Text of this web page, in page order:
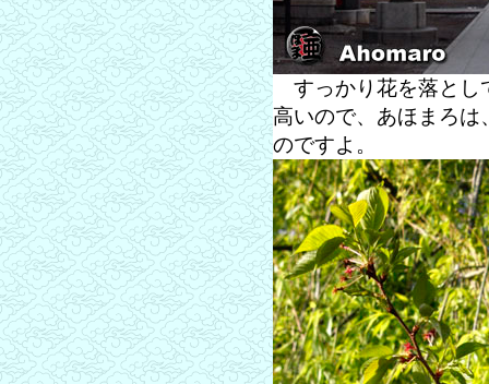
すっかり花を落とし
高いので、あほまろは
のですよ。